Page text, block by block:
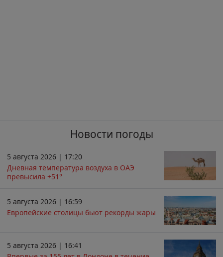
Новости погоды
5 августа 2026 | 17:20
Дневная температура воздуха в ОАЭ
превысила +51°
5 августа 2026 | 16:59
Европейские столицы бьют рекорды жары
5 августа 2026 | 16:41